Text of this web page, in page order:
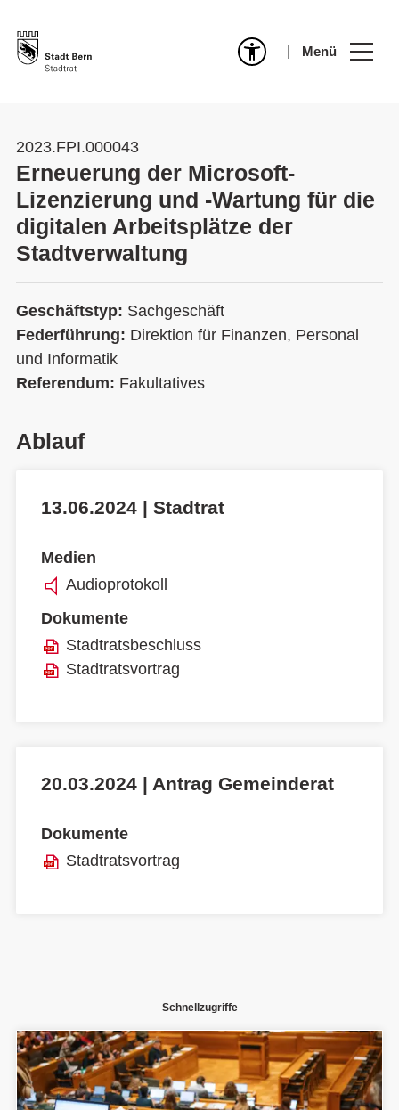
Menü
2023.FPI.000043
Erneuerung der Microsoft-
Lizenzierung und -Wartung für die
digitalen Arbeitsplätze der
Stadtverwaltung
Geschäftstyp: Sachgeschäft
Federführung: Direktion für Finanzen, Personal
und Informatik
Referendum: Fakultatives
Ablauf
13.06.2024 | Stadtrat
Medien
Audioprotokoll
Dokumente
Stadtratsbeschluss
Stadtratsvortrag
20.03.2024 | Antrag Gemeinderat
Dokumente
Stadtratsvortrag
Schnellzugriffe